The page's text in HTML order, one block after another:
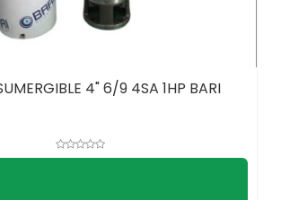
4" 6/9 4SA 1HP BARI